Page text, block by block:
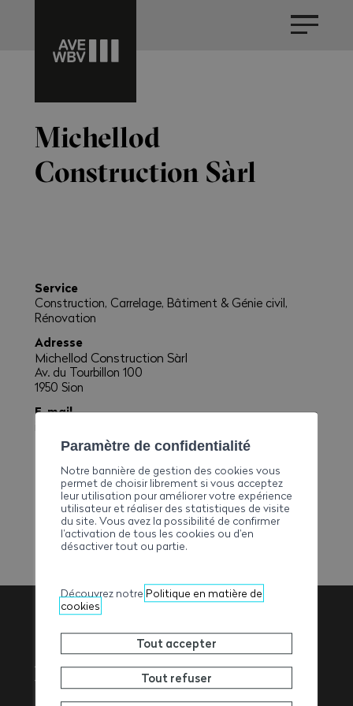
Michellod
Construction Sàrl
Service
Construction, Carrelage, Bâtiment & Génie civil,
Rénovation
Adresse
Michellod Construction Sàrl
Av. du Tourbillon 100
1950 Sion
E-mail
Téléphone
+41273290938
+41273290933
Association
Valaisanne des
Paramètre de confidentialité
Notre bannière de gestion des cookies vous
permet de choisir librement si vous acceptez
leur utilisation pour améliorer votre expérience
utilisateur et réaliser des statistiques de visite
du site. Vous avez la possibilité de confirmer
l’activation de tous les cookies ou d’en
désactiver tout ou partie.
Découvrez notre Politique en matière de
cookies
Tout accepter
Tout refuser